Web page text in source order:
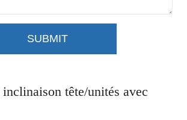
SUBMIT
inclinaison tête/unités avec